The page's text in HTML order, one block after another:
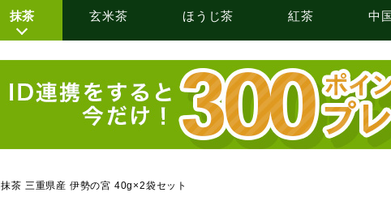
抹茶 玄米茶 ほうじ茶 紅茶 中
抹茶 三重県産 伊勢の宮 40g×2袋セット